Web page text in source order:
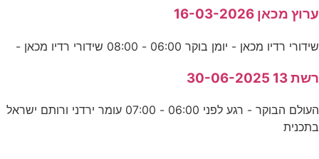
ערוץ מכאן 16-03-2026
שידורי רדיו מכאן - יומן בוקר 06:00 - 08:00 שידורי רדיו מכאן -
רשת 13 30-06-2025
העולם הבוקר - רגע לפני 06:00 - 07:00 עומר ירדני ורותם ישראל
בתכנית